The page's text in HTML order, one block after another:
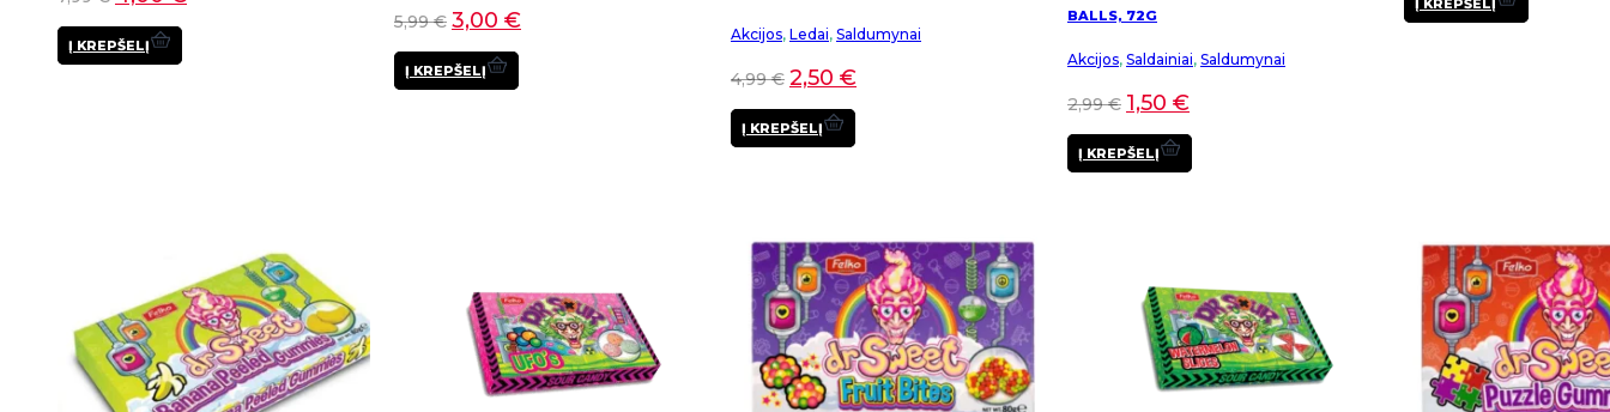
Į KREPŠELĮ
5,99€ 3,00 €
Į KREPŠELĮ
Akcijos, Ledai, Saldumynai
4,99€ 2,50 €
Į KREPŠELĮ
BALLS, 72G
Akcijos, Saldainiai, Saldumynai
2,99€ 1,50 €
Į KREPŠELĮ
Į KREPŠELĮ